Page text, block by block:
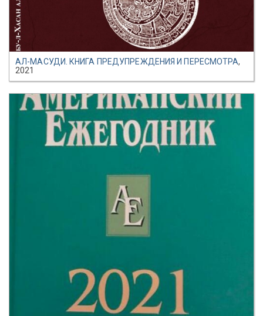
АЛ-МАСУДИ. КНИГА ПРЕДУПРЕЖДЕНИЯ И ПЕРЕСМОТРА,
2021